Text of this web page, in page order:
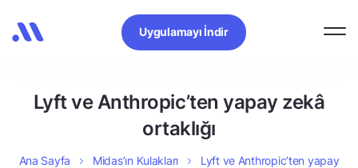
Uygulamayı İndir
Lyft ve Anthropic’ten yapay zekâ
ortaklığı
Ana Sayfa Midas’ın Kulakları
Lyft ve Anthropic’ten yapay